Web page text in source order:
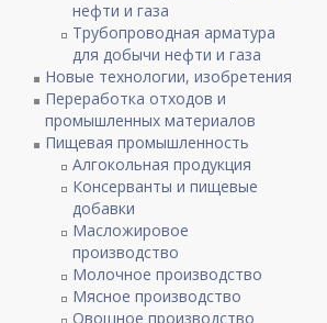
нефти и газа
Трубопроводная арматура
для добычи нефти и газа
Новые технологии, изобретения
Переработка отходов и
промышленных материалов
Пищевая промышленность
Алгокольная продукция
Консерванты и пищевые
добавки
Масложировое
производство
Молочное производство
Мясное производство
Овощное производство